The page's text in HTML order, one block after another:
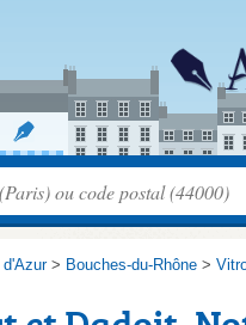
d'Azur> Bouches-du-Rhône >